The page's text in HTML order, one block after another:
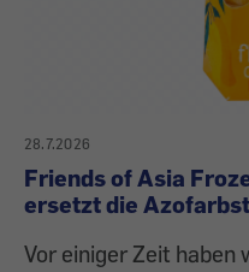
28.7.2026
Friends of Asia
ersetzt die
Vor einiger Zeit haben